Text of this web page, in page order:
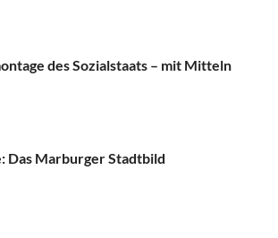
des Sozialstaats – mit Mitteln
Das Marburger Stadtbild